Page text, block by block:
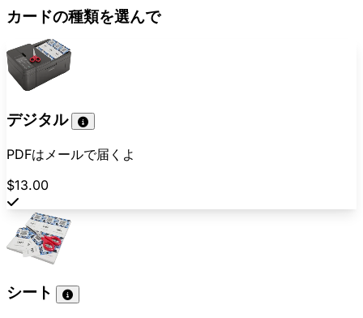
カードの種類を選んで
デジタル
PDFはメールで届くよ
$13.00
シート